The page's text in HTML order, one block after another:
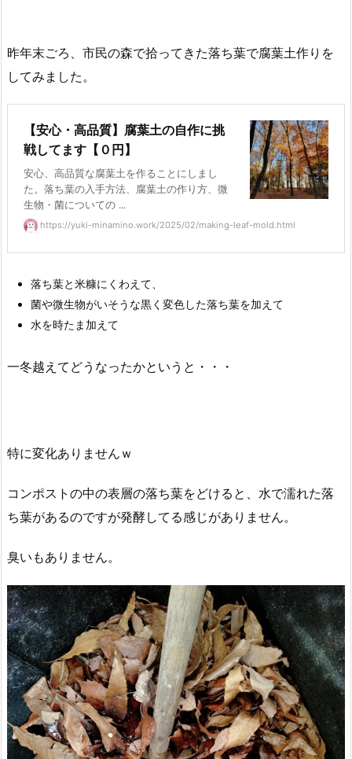
昨年末ごろ、市民の森で拾ってきた落ち葉で腐葉土作りを
してみました。
【安心・高品質】腐葉土の自作に挑
戦してます【０円】
安心、高品質な腐葉土を作ることにしまし
た。落ち葉の入手方法、腐葉土の作り方、微
生物・菌についての ...
https://yuki-minamino.work/2025/02/making-leaf-mold.html
落ち葉と米糠にくわえて、
菌や微生物がいそうな黒く変色した落ち葉を加えて
水を時たま加えて
一冬越えてどうなったかというと・・・
特に変化ありませんｗ
コンポストの中の表層の落ち葉をどけると、水で濡れた落
ち葉があるのですが発酵してる感じがありません。
臭いもありません。